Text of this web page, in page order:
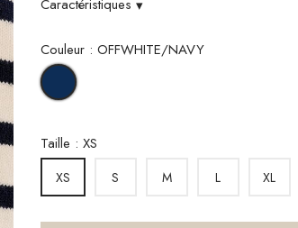
Caractéristiques ▾
Couleur : OFFWHITE/NAVY
OFFWHITE/NAVY
Taille : XS
XS S M L XL